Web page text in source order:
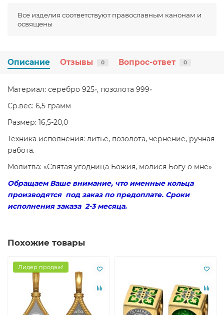
Все изделия соответствуют православным канонам и
освящены
Описание Отзывы 0 Вопрос-ответ 0
Материал: серебро 925◦, позолота 999◦
Ср.вес: 6,5 грамм
Размер: 16,5-20,0
Техника исполнения: литье, позолота, чернение, ручная
работа.
Молитва: «Святая угодница Божия, молися Богу о мне»
Обращаем Ваше внимание, что именные кольца
производятся под заказ по предоплате. Сроки
исполнения заказа 2-3 месяца.
Похожие товары
Лидер продаж!